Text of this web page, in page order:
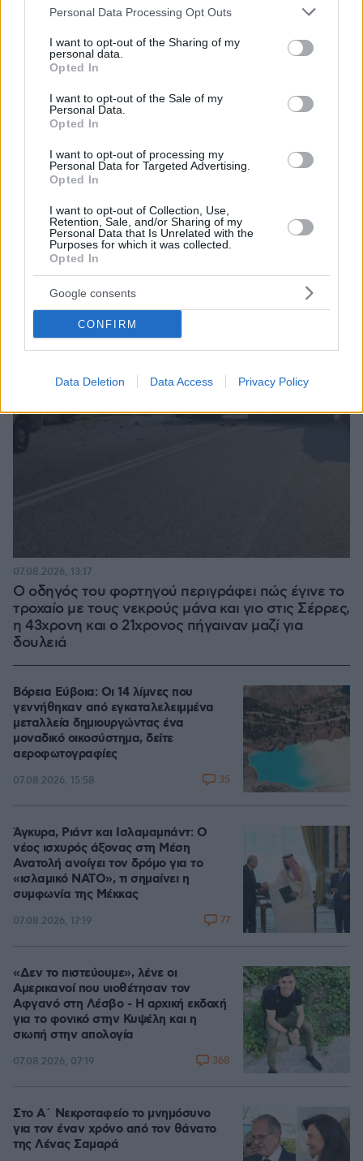
Please note that this website/app uses one or more Google
not limited to your visit or usage behaviour. You may click to
grant or deny consent to Google and its third-party tags to
use your data for below specified purposes in below Google
consent section.
Personal Data Processing Opt Outs
I want to opt-out of the Sharing of my
personal data.
Opted In
I want to opt-out of the Sale of my
Personal Data.
Opted In
I want to opt-out of processing my
Personal Data for Targeted Advertising.
Opted In
I want to opt-out of Collection, Use,
Retention, Sale, and/or Sharing of my
Personal Data that Is Unrelated with the
Purposes for which it was collected.
Opted In
Google consents
CONFIRM
Data Deletion Data Access Privacy Policy
και σύζυγος των θυμάτων στο τροχαίο στις
Σέρρες
07.08.2026, 14:57
Ο οδηγός του φορτηγού περιγράφει πώς έγινε το
τροχαίο με τους νεκρούς μάνα και γιο στις Σέρρες,
η 43χρονη και ο 21χρονος πήγαιναν μαζί για
δουλειά
07.08.2026, 13:17
Βόρεια Εύβοια: Οι 14 λίμνες που
γεννήθηκαν από εγκαταλελειμμένα
μεταλλεία δημιουργώντας ένα
μοναδικό οικοσύστημα, δείτε
αεροφωτογραφίες
07.08.2026, 15:58 35
Άγκυρα, Ριάντ και Ισλαμαμπάντ: Ο
νέος ισχυρός άξονας στη Μέση
Ανατολή ανοίγει τον δρόμο για το
«ισλαμικό ΝΑΤΟ», τι σημαίνει η
συμφωνία της Μέκκας
07.08.2026, 17:19 77
«Δεν το πιστεύουμε», λένε οι
Αμερικανοί που υιοθέτησαν τον
Αφγανό στη Λέσβο - Η αρχική εκδοχή
για το φονικό στην Κυψέλη και η
σιωπή στην απολογία
07.08.2026, 07:19 368
Στο Α΄ Νεκροταφείο το μνημόσυνο
για τον έναν χρόνο από τον θάνατο
της Λένας Σαμαρά